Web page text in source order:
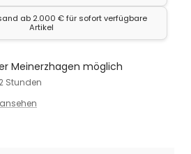
ab 2.000 € für sofort verfügbare
Artikel
Meinerzhagen möglich
Stunden